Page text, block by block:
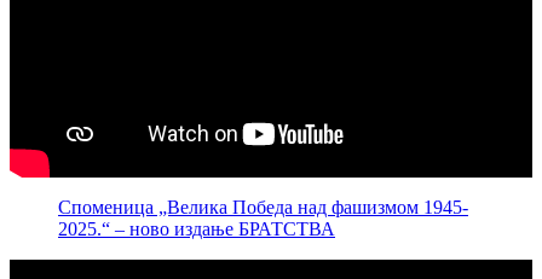
Споменица „Велика Победа над фашизмом 1945-
2025.“ – ново издање БРАТСТВА